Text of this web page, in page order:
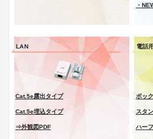
・
LAN
Cat.5e露出タイプ
Cat.5e埋込タイプ
⇒外観図PDF
電話
ボッ
スタ
ハー